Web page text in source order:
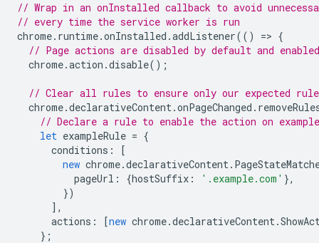
// Wrap in an onInstalled callback to avoid
// every time the service worker is run
chrome. runtime.onInstalled .addListener(() => {
// Page actions are disabled by default and
chrome.action .disable();
// Clear all rules to ensure only our expected
chrome.declarativeContent.onPageChanged .
// Declare a rule to enable the action on
let exampleRule = {
conditions :
[
new chrome.declarativeContent.
pageUrl : {hostSuffix : '.example.com' },
})
],
actions : [new chrome.declarativeContent.
};